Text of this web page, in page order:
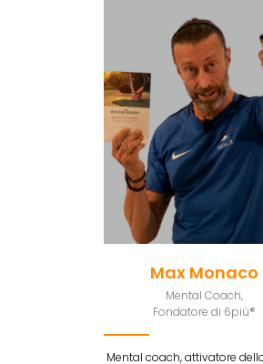
Max Monaco
Mental Coach,
Fondatore di 6più®
Mental coach, attivatore